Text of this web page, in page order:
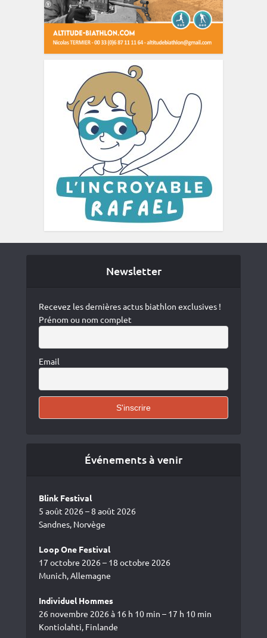
Newsletter
Recevez les dernières actus biathlon exclusives !
Prénom ou nom complet
Email
Événements à venir
Blink Festival
5 août 2026 – 8 août 2026
Sandnes, Norvège
Loop One Festival
17 octobre 2026 – 18 octobre 2026
Munich, Allemagne
Individuel Hommes
26 novembre 2026 à 16 h 10 min – 17 h 10 min
Kontiolahti, Finlande